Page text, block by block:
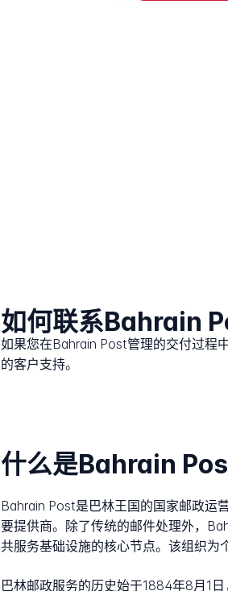
如何联系Bahrain
如果您在Bahrain Post管理的交付过程
的客户支持。
什么是Bahrain
Bahrain Post是巴林王国的国家邮政运
要提供商。除了传统的邮件处理外，
共服务基础设施的核心节点。该组织为
巴林邮政服务的历史始于1884年8月1